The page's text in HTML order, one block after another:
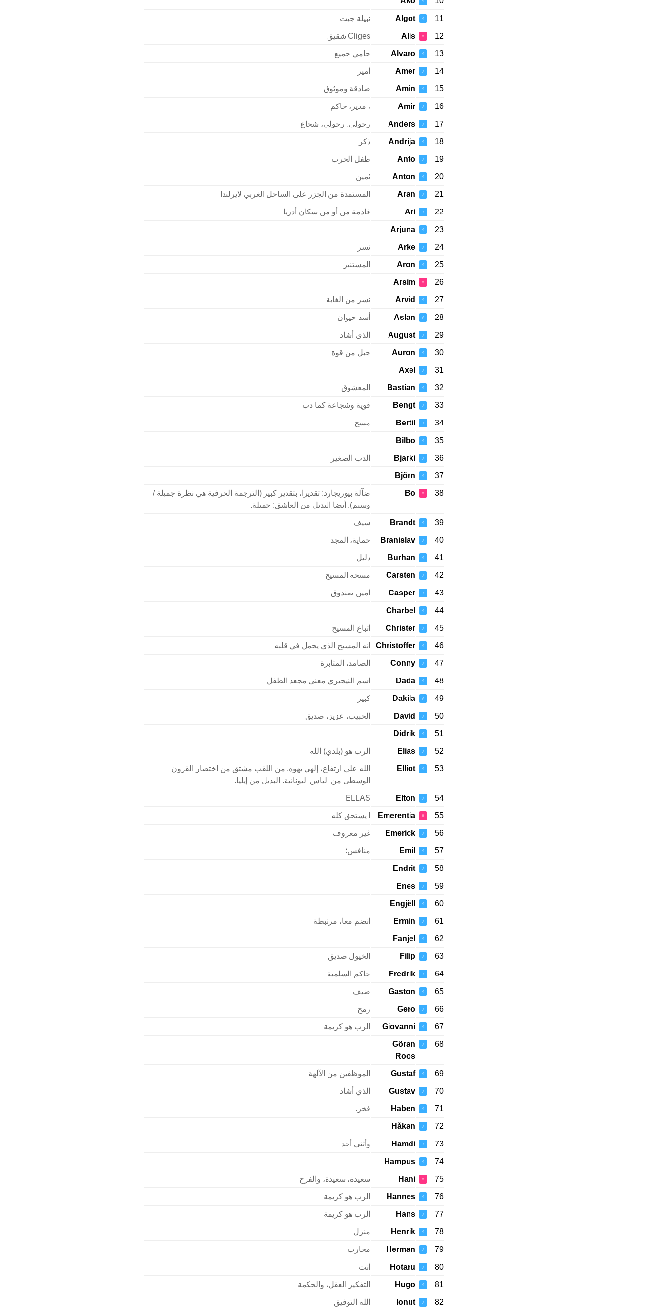
11
♂
Algot نبيلة جيت
12
♀
Alis Cliges شقيق
13
♂
Alvaro حامي جميع
14
♂
Amer أمير
15
♂
Amin صادقة وموثوق
16
♂
Amir ، مدير، حاكم
17
♂
Anders رجولي، رجولي، شجاع
18
♂
Andrija ذكر
19
♂
Anto طفل الحرب
20
♂
Anton ثمين
21
♂
Aran المستمدة من الجزر على الساحل الغربي لايرلندا
22
♂
Ari قادمة من أو من سكان أدريا
23
♂
Arjuna
24
♂
Arke نسر
25
♂
Aron المستنير
26
♀
Arsim
27
♂
Arvid نسر من الغابة
28
♂
Aslan أسد حيوان
29
♂
August الذي أشاد
30
♂
Auron جبل من قوة
31
♂
Axel
32
♂
Bastian المعشوق
33
♂
Bengt قوية وشجاعة كما دب
34
♂
Bertil مسح
35
♂
Bilbo
36
♂
Bjarki الدب الصغير
37
♂
Björn
38
♀
Bo
ضآلة بيوريجارد: تقديرا، بتقدير كبير (الترجمة الحرفية هي نظرة جميلة /
وسيم). أيضا البديل من العاشق: جميلة.
39
♂
Brandt سيف
40
♂
Branislav حماية، المجد
41
♂
Burhan دليل
42
♂
Carsten مسحه المسيح
43
♂
Casper أمين صندوق
44
♂
Charbel
45
♂
Christer أتباع المسيح
46
♂
Christoffer انه المسيح الذي يحمل في قلبه
47
♂
Conny الصامد، المثابرة
48
♂
Dada اسم النيجيري معنى مجعد الطفل
49
♂
Dakila كبير
50
♂
David الحبيب، عزيز، صديق
51
♂
Didrik
52
♂
Elias الرب هو (بلدي) الله
53
♂
Elliot
الله على ارتفاع، إلهي يهوه. من اللقب مشتق من اختصار القرون
الوسطى من الياس اليونانية. البديل من إيليا.
54
♂
Elton
ELLAS
55
♀
Emerentia
56
♂
Emerick غير معروف
57
♂
Emil منافس؛
58
♂
Endrit
59
♂
Enes
60
♂
Engjëll
61
♂
Ermin انضم معا، مرتبطة
62
♂
Fanjel
63
♂
Filip الخيول صديق
64
♂
Fredrik حاكم السلمية
65
♂
Gaston ضيف
66
♂
Gero رمح
67
♂
Giovanni الرب هو كريمة
68
♂
Göran
Roos
69
♂
Gustaf الموظفين من الآلهة
70
♂
Gustav الذي أشاد
71
♂
Haben فخر.
72
♂
Håkan
73
♂
Hamdi وأثنى أحد
74
♂
Hampus
75
♀
Hani سعيدة، سعيدة، والفرح
76
♂
Hannes الرب هو كريمة
77
♂
Hans الرب هو كريمة
78
♂
Henrik منزل
79
♂
Herman محارب
80
♂
Hotaru أنت
81
♂
Hugo التفكير العقل، والحكمة
82
♂
Ionut الله التوفيق